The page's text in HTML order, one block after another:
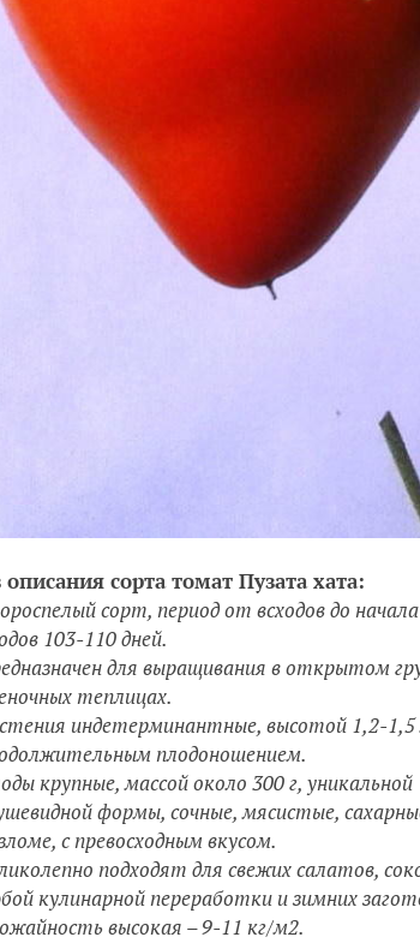
описания сорта томат Пузата хата:
сорт, период от всходов до
103-110 дней.
для выращивания в открытом
теплицах.
индетерминантные, высотой 1,2-1,5
плодоношением.
крупные, массой около 300 г, уникальной
формы, сочные, мясистые,
с превосходным вкусом.
подходят для свежих салатов,
кулинарной переработки и зимних
высокая – 9-11 кг/м2.